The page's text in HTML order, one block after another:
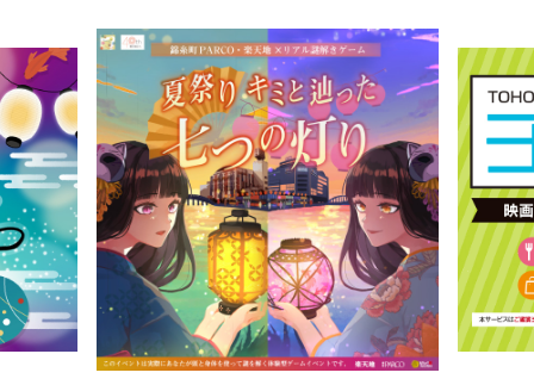
ニュース
レストラン・カフェ
TAX FREE
PARCOメンバーズ
JP
한국어
ภาษาไทย
日本語